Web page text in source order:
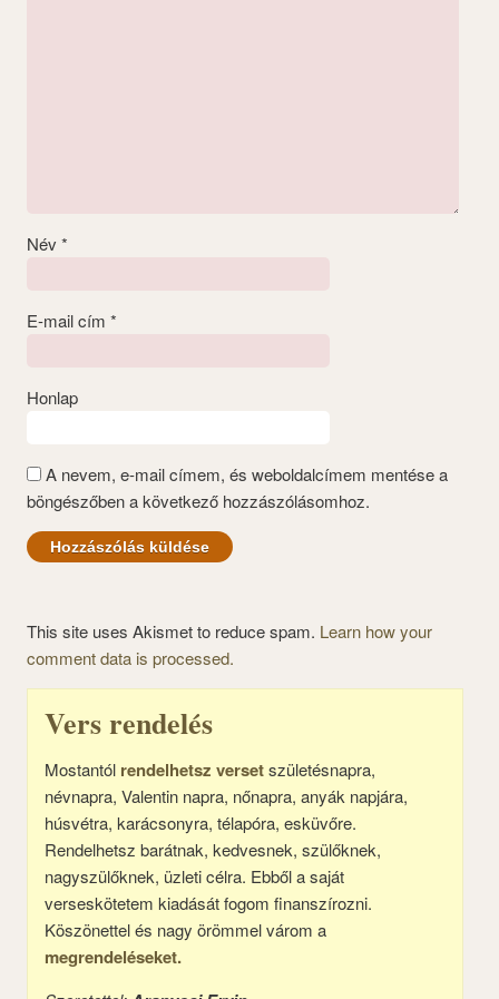
Név *
E-mail cím *
Honlap
A nevem, e-mail címem, és weboldalcímem mentése a
böngészőben a következő hozzászólásomhoz.
This site uses Akismet to reduce spam. Learn how your
comment data is processed.
Vers rendelés
Mostantól rendelhetsz versetszületésnapra,
névnapra, Valentin napra, nőnapra, anyák napjára,
húsvétra, karácsonyra, télapóra, esküvőre.
Rendelhetsz barátnak, kedvesnek, szülőknek,
nagyszülőknek, üzleti célra. Ebből a saját
verseskötetem kiadását fogom finanszírozni.
Köszönettel és nagy örömmel várom a
megrendeléseket.